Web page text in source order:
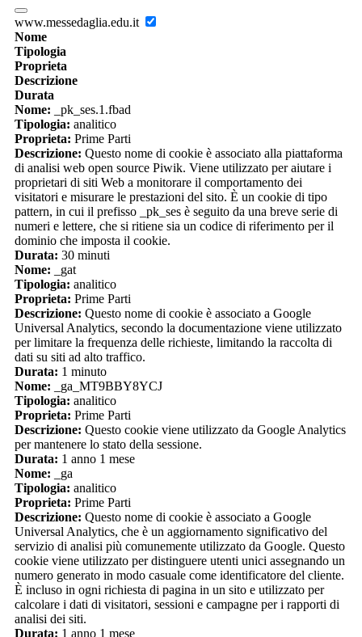
www.messedaglia.edu.it
Nome
Tipologia
Proprieta
Descrizione
Durata
Nome: _pk_ses.1.fbad
Tipologia: analitico
Proprieta: Prime Parti
Descrizione: Questo nome di cookie è associato alla piattaforma
di analisi web open source Piwik. Viene utilizzato per aiutare i
proprietari di siti Web a monitorare il comportamento dei
visitatori e misurare le prestazioni del sito. È un cookie di tipo
pattern, in cui il prefisso _pk_ses è seguito da una breve serie di
numeri e lettere, che si ritiene sia un codice di riferimento per il
dominio che imposta il cookie.
Durata: 30 minuti
Nome: _gat
Tipologia: analitico
Proprieta: Prime Parti
Descrizione: Questo nome di cookie è associato a Google
Universal Analytics, secondo la documentazione viene utilizzato
per limitare la frequenza delle richieste, limitando la raccolta di
dati su siti ad alto traffico.
Durata: 1 minuto
Nome: _ga_MT9BBY8YCJ
Tipologia: analitico
Proprieta: Prime Parti
Descrizione: Questo cookie viene utilizzato da Google Analytics
per mantenere lo stato della sessione.
Durata: 1 anno 1 mese
Nome: _ga
Tipologia: analitico
Proprieta: Prime Parti
Descrizione: Questo nome di cookie è associato a Google
Universal Analytics, che è un aggiornamento significativo del
servizio di analisi più comunemente utilizzato da Google. Questo
cookie viene utilizzato per distinguere utenti unici assegnando un
numero generato in modo casuale come identificatore del cliente.
È incluso in ogni richiesta di pagina in un sito e utilizzato per
calcolare i dati di visitatori, sessioni e campagne per i rapporti di
analisi dei siti.
Durata: 1 anno 1 mese